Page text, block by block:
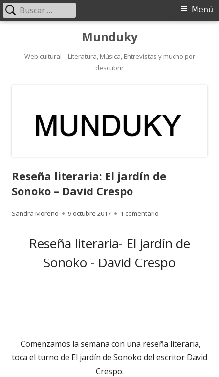
contenido
Munduky
Web cultural – Literatura, Música, Entrevistas y mucho por
descubrir
Menú
Menú
Buscar:
Reseña literaria: El jardín de
Sonoko – David Crespo
Autor
Sandra Moreno
Publicado
9 octubre 2017 1 comentario
Reseña literaria- El jardín de
Sonoko - David Crespo
Comenzamos la semana con una reseña literaria,
toca el turno de El jardín de Sonoko del escritor David
Crespo.